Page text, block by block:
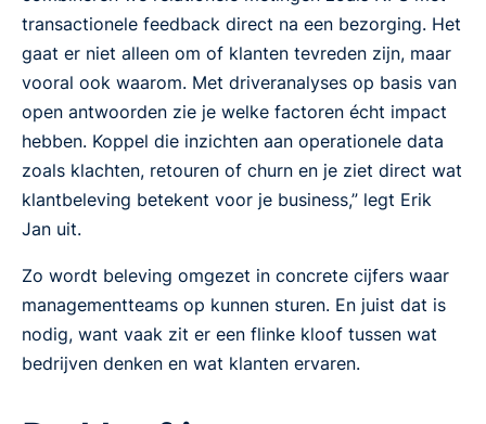
transactionele feedback direct na een bezorging. Het
gaat er niet alleen om of klanten tevreden zijn, maar
vooral ook waarom. Met driveranalyses op basis van
open antwoorden zie je welke factoren écht impact
hebben. Koppel die inzichten aan operationele data
zoals klachten, retouren of churn en je ziet direct wat
klantbeleving betekent voor je business,” legt Erik
Jan uit.
Zo wordt beleving omgezet in concrete cijfers waar
managementteams op kunnen sturen. En juist dat is
nodig, want vaak zit er een flinke kloof tussen wat
bedrijven denken en wat klanten ervaren.